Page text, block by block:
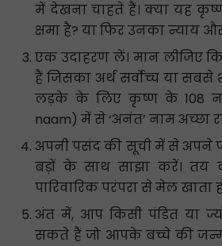
में देखना चाहते हैं। क्या यह
क्षमा है? या फिर उनका न्याय
एक उदाहरण लें। मान लीजिए
हैं जिसका अर्थ सर्वोच्च या सबसे
लड़के के लिए कृष्ण के 108
naam) में से ‘अनंत’ नाम अच्छा
अपनी पसंद की सूची में से अपने
बड़ों के साथ साझा करें।
पारिवारिक परंपरा से मेल खाता
अंत में, आप किसी पंडित या
सकते हैं जो आपके बच्चे की